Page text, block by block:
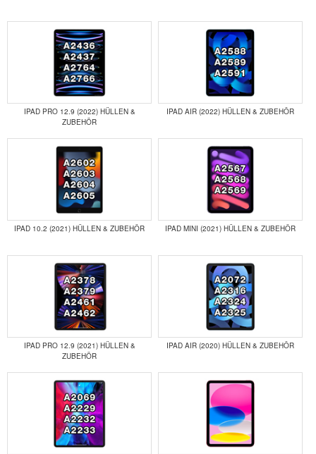
IPAD PRO 12.9 (2022) HÜLLEN &
ZUBEHÖR
IPAD AIR (2022) HÜLLEN & ZUBEHÖR
IPAD 10.2 (2021) HÜLLEN & ZUBEHÖR IPAD MINI (2021) HÜLLEN & ZUBEHÖR
IPAD PRO 12.9 (2021) HÜLLEN &
ZUBEHÖR
IPAD AIR (2020) HÜLLEN & ZUBEHÖR